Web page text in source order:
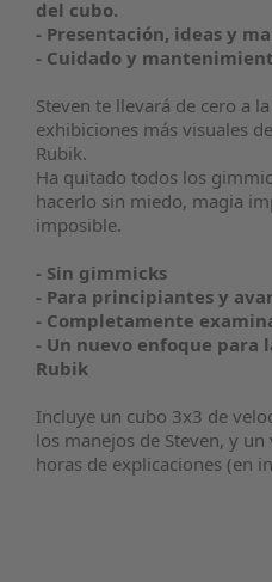
del cubo.
- Presentación, ideas y
- Cuidado y
Steven te llevará de cero a
exhibiciones más visuales
Rubik.
Ha quitado todos los
hacerlo sin miedo, magia
imposible.
- Sin gimmicks
- Para principiantes y
- Completamente
- Un nuevo enfoque para
Rubik
Incluye un cubo 3x3 de
los manejos de Steven, y
horas de explicaciones (en